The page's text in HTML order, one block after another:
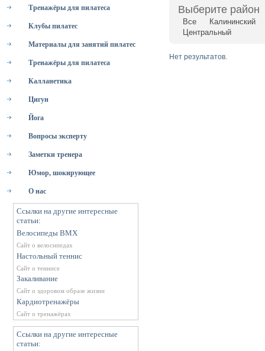
Тренажёры для пилатеса
Клубы пилатес
Материалы для занятий пилатес
Тренажёры для пилатеса
Калланетика
Цигун
Йога
Вопросы эксперту
Заметки тренера
Юмор, шокирующее
О нас
Ссылки на другие интересные
статьи:
Велосипеды BMX
Сайт о велосипедах
Настольный теннис
Сайт о теннисе
Закаливание
Сайт о здоровом образе жизни
Кардиотренажёры
Сайт о тренажёрах
Ссылки на другие интересные
статьи:
Выберите район
Все
Калининский
Центральный
Нет результатов.